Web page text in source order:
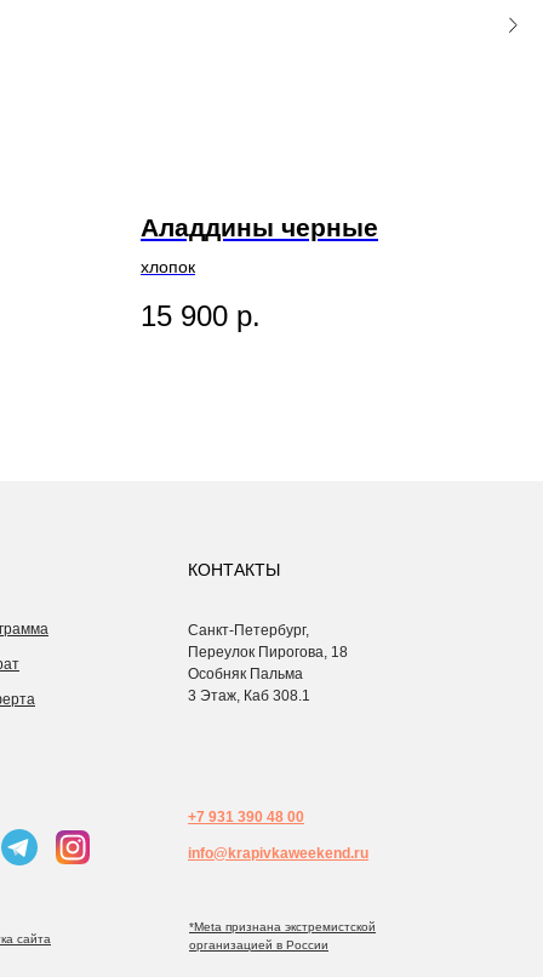
Аладдины черные
хлопок
15 900 р.
сайта
Санкт-Петербург,
Переулок Пирогова, 18
Особняк Пальма
3 Этаж, Каб 308.1
+7 931 390 48 00
КОНТАКТЫ
info@krapivkaweekend.ru
*Meta признана экстремистcкой
организацией в России